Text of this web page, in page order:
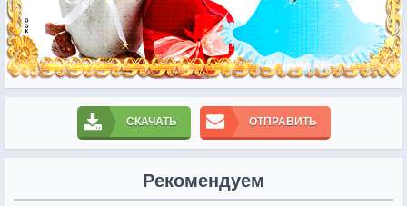
СКАЧАТЬ ОТПРАВИТЬ
Рекомендуем